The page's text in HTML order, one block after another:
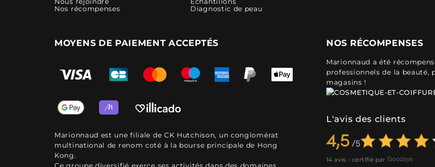
Nos récompenses
Diagnostic de peau
MOYENS DE PAIEMENT ACCEPTÉS
Marionnaud est une filiale de CK Hutchison, un conglomérat
multinational de renom coté à la bourse principale de Hong
Kong.
NOS RÉCOMPENSES
Marionnaud a été
professionnels de la beauté,
magasins !
L'avis des clients
4,5
14 avis - certifié par